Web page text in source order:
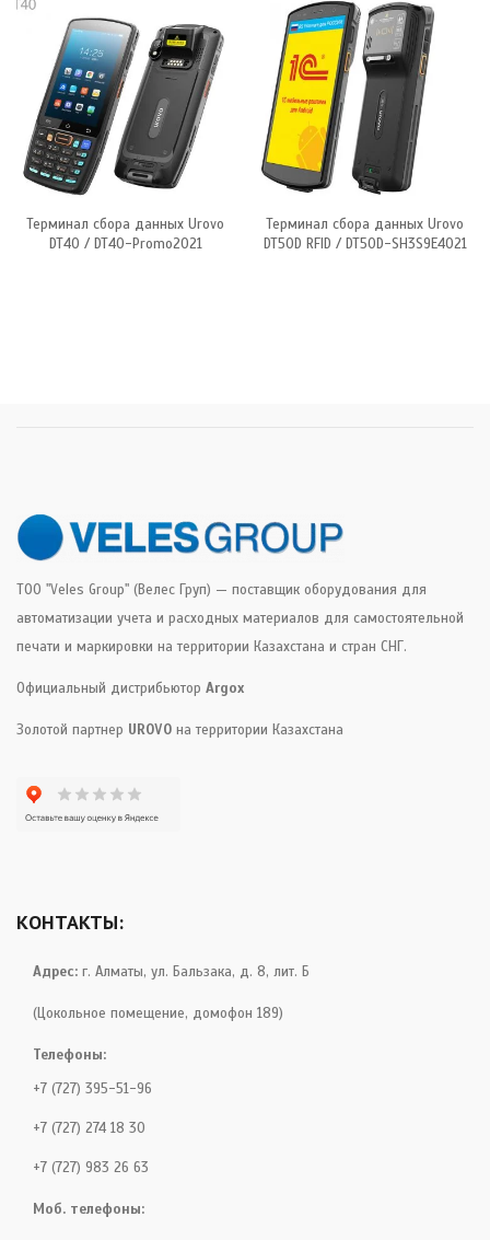
Терминал сбора данных Urovo
DT40 / DT40-Promo2021
Терминал сбора данных Urovo
DT50D RFID / DT50D-SH3S9E4021
ТОО "Veles Group" (Велес Груп) — поставщик оборудования для
автоматизации учета и расходных материалов для самостоятельной
печати и маркировки на территории Казахстана и стран СНГ.
Официальный дистрибьютор Argox
Золотой партнер UROVO на территории Казахстана
КОНТАКТЫ:
Адрес: г. Алматы, ул. Бальзака, д. 8, лит. Б
(Цокольное помещение, домофон 189)
Телефоны:
+7 (727) 395-51-96
+7 (727) 274 18 30
+7 (727) 983 26 63
Моб. телефоны: